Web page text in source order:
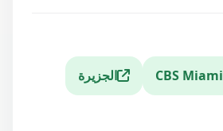
CBS Miami الجزيرة